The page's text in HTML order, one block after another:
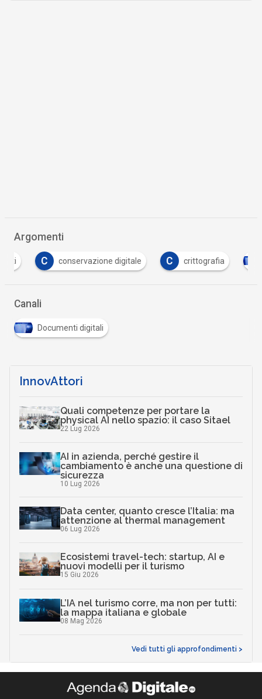
Argomenti
C conservazione digitale C crittografia
Canali
Documenti digitali
InnovAttori
Quali competenze per portare la
physical AI nello spazio: il caso Sitael
22 Lug 2026
AI in azienda, perché gestire il
cambiamento è anche una questione di
sicurezza
10 Lug 2026
Data center, quanto cresce l’Italia: ma
attenzione al thermal management
06 Lug 2026
Ecosistemi travel-tech: startup, AI e
nuovi modelli per il turismo
15 Giu 2026
L’IA nel turismo corre, ma non per tutti:
la mappa italiana e globale
08 Mag 2026
Vedi tutti gli approfondimenti >